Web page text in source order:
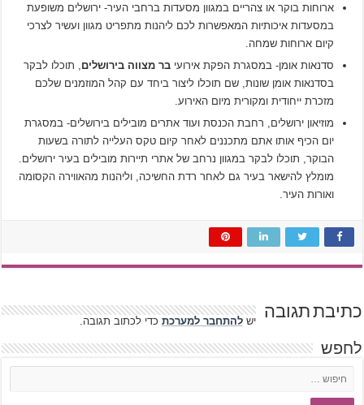
ארוחות בוקר או צהריים במגוון מסעדות ברחבי העיר- ירושלים משופעת
במסעדות איכותיות המאפשרות לכם ליהנות מתפריט מגוון ועשיר לצרכי
קיום ארוחות שמחה.
סדנאות אומן- במסגרת הפקת אירועיבר מצווה בירושלים , תוכלו לבקר
בסדנאות אומן שונות, שם תוכלו ליצור ביחד עם קהל המוזמנים שלכם
מזכרת ייחודית ומקורית מיום האירוע.
מוזיאון ירושלים, רחבת הכנסת ועוד אתרים מובילים בירושלים- במסגרת
יום הכיף אותו אתם מתכננים לאחר קיום טקס העלייה לתורה בשעות
הבוקר, תוכלו לבקר במגוון נרחב של אתרי תיירות מובילים בעיר ירושלים.
מומלץ להישאר בעיר גם לאחר רדת החשיכה, וליהנות מהאווירה הקסומה
ואורות העיר.
כתיבת תגובה ישלהתחבר למערכת כדי לכתוב תגובה.
לחפש